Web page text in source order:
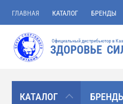
ГЛАВНАЯ КАТАЛОГ БРЕНДЫ
Официальный дистрибьютор в
ЗДОРОВЬЕ
КАТАЛОГ